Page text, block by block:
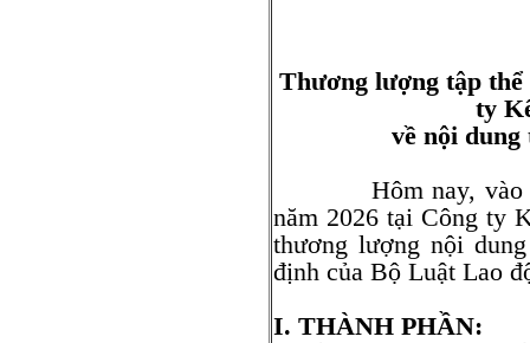
Thương lượng tập
ty
về nội dung
Hôm nay, vào lúc
năm 2026 tại Công ty
thương lượng nội
định của Bộ Luật Lao
I. THÀNH PHẦN: